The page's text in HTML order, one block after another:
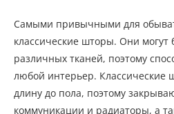
Самыми привычными для
классические шторы. Они могут
различных тканей, поэтому
любой интерьер.
длину до пола, поэтому
коммуникации и радиаторы, а